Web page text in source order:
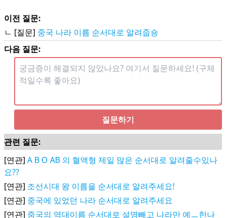
이전 질문:
ㄴ [질문] 중국 나라 이름 순서대로 알려줍숑
다음 질문:
질문하기
관련 질문:
[연관] A B O AB 의 혈액형 제일 많은 순서대로 알려줄수있나
요??
[연관] 조선시대 왕 이름을 순서대로 알려주세요!
[연관] 중국에 있었던 나라 순서대로 알려주세요
[연관] 중국의 역대이름 순서대로 설명빼고 나라만 예ㅡ한나